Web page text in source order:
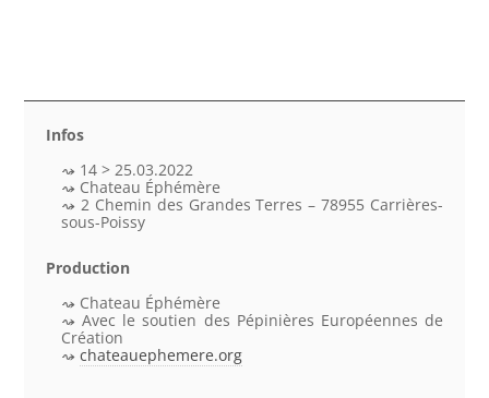
Infos
14 > 25.03.2022
Chateau Éphémère
2 Chemin des Grandes Terres – 78955 Carrières-
sous-Poissy
Production
Chateau Éphémère
Avec le soutien des Pépinières Européennes de
Création
chateauephemere.org